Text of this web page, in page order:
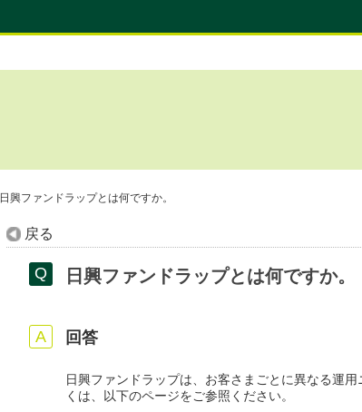
日興ファンドラップとは何ですか。
戻る
日興ファンドラップとは何ですか。
回答
日興ファンドラップは、お客さまごとに異なる運
くは、以下のページをご参照ください。